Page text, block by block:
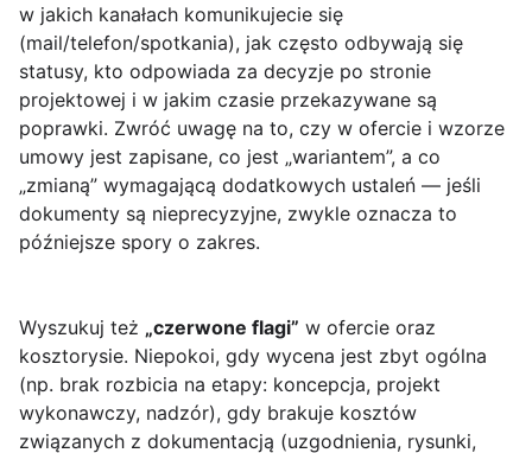
w jakich kanałach komunikujecie się
(mail/telefon/spotkania), jak często odbywają się
statusy, kto odpowiada za decyzje po stronie
projektowej i w jakim czasie przekazywane są
poprawki. Zwróć uwagę na to, czy w ofercie i wzorze
umowy jest zapisane, co jest „wariantem”, a co
„zmianą” wymagającą dodatkowych ustaleń — jeśli
dokumenty są nieprecyzyjne, zwykle oznacza to
późniejsze spory o zakres.
Wyszukuj też „czerwone flagi” w ofercie oraz
kosztorysie. Niepokoi, gdy wycena jest zbyt ogólna
(np. brak rozbicia na etapy: koncepcja, projekt
wykonawczy, nadzór), gdy brakuje kosztów
związanych z dokumentacją (uzgodnienia, rysunki,